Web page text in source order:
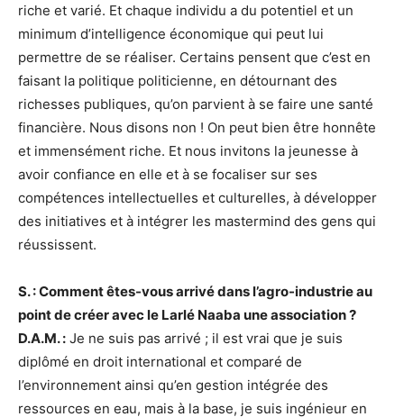
riche et varié. Et chaque individu a du potentiel et un
minimum d’intelligence économique qui peut lui
permettre de se réaliser. Certains pensent que c’est en
faisant la politique politicienne, en détournant des
richesses publiques, qu’on parvient à se faire une santé
financière. Nous disons non ! On peut bien être honnête
et immensément riche. Et nous invitons la jeunesse à
avoir confiance en elle et à se focaliser sur ses
compétences intellectuelles et culturelles, à développer
des initiatives et à intégrer les mastermind des gens qui
réussissent.
S. : Comment êtes-vous arrivé dans l’agro-industrie au
point de créer avec le Larlé Naaba une association ?
D.A.M. : Je ne suis pas arrivé ; il est vrai que je suis
diplômé en droit international et comparé de
l’environnement ainsi qu’en gestion intégrée des
ressources en eau, mais à la base, je suis ingénieur en